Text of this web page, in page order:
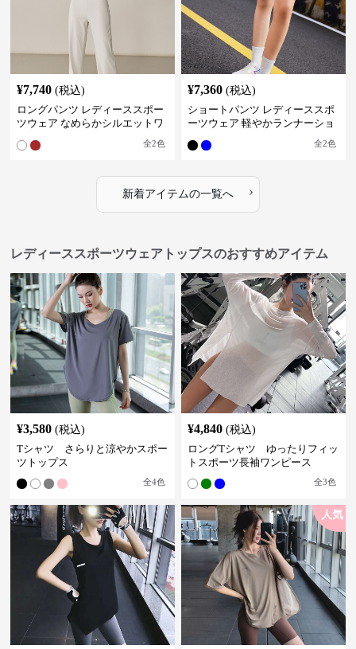
¥7,740 (税込)
ロングパンツ レディーススポー
ツウェア なめらかシルエットワ
全2色
¥7,360 (税込)
ショートパンツ レディーススポ
ーツウェア 軽やかランナーショ
全2色
新着アイテムの一覧へ ›
レディーススポーツウェアトップスのおすすめアイテム
¥3,580 (税込)
Tシャツ さらりと涼やかスポー
ツトップス
全4色
¥4,840 (税込)
ロングTシャツ ゆったりフィッ
トスポーツ長袖ワンピース
全3色
人気